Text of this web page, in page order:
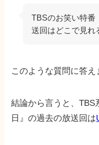
TBSのお笑い特番
送回はどこで見れ
このような質問に答え
結論から言うと、TBS
日』の過去の放送回は